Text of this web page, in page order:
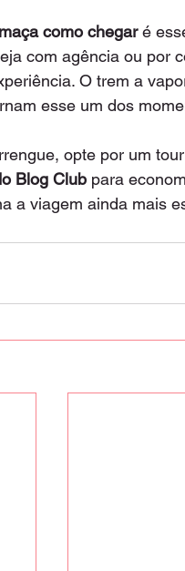
como chegar é
com agência ou por
O trem a
esse um dos
opte por um
Blog Club para
a viagem ainda mais